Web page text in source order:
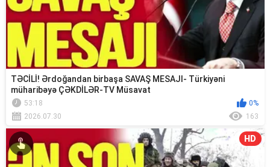
TƏCİLİ! Ərdoğandan birbaşa SAVAŞ MESAJI- Türkiyəni
müharibəyə ÇƏKDİLƏR-TV Müsavat
53:18
0%
2026.07.30
163
HD